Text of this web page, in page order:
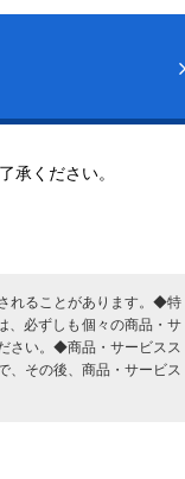
承ください。
れることがあります。◆特
、必ずしも個々の商品・サ
さい。◆商品・サービスス
、その後、商品・サービス